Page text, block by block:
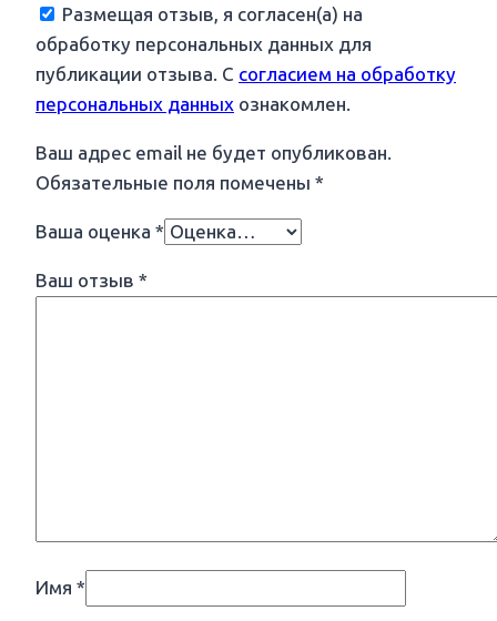
Размещая отзыв, я согласен(а) на
обработку персональных данных для
публикации отзыва. С согласием на обработку
персональных данных ознакомлен.
Ваш адрес email не будет опубликован.
Обязательные поля помечены *
Ваша оценка *
Ваш отзыв *
Имя *